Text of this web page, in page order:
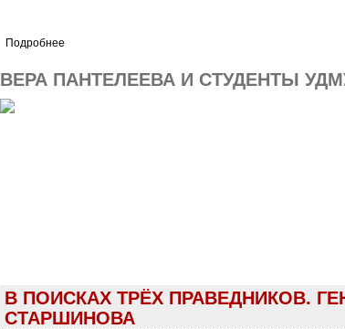
Подробнее
ВЕРА ПАНТЕЛЕЕВА И СТУДЕНТЫ
В ПОИСКАХ ТРЁХ ПРАВЕДНИКОВ.
СТАРШИНОВА